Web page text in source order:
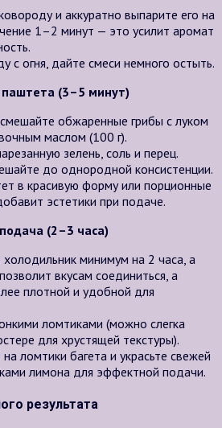
и аккуратно выпарите его на
1–2 минут — это усилит аромат
с огня, дайте смеси немного остыть.
(3–5 минут)
обжаренные грибы с луком
маслом (100 г).
зелень, соль и перец.
до однородной консистенции.
в красивую форму или порционные
эстетики при подаче.
(2–3 часа)
минимум на 2 часа, а
вкусам соединиться, а
плотной и удобной для
ломтиками (можно слегка
для хрустящей текстуры).
ломтики багета и украсьте свежей
лимона для эффектной подачи.
результата